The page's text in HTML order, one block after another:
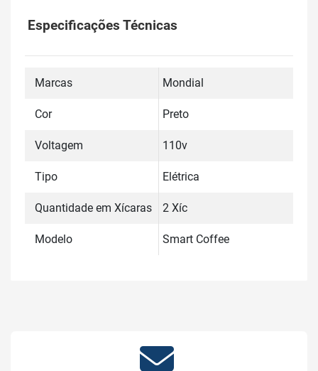
Especificações Técnicas
Marcas Mondial
Cor Preto
Voltagem 110v
Tipo Elétrica
Quantidade em Xícaras 2 Xíc
Modelo Smart Coffee